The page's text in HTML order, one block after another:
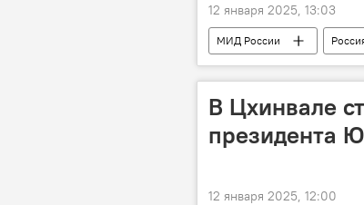
12 января 2025, 13:03
МИД России
В Цхинвале
президента
12 января 2025, 12:00